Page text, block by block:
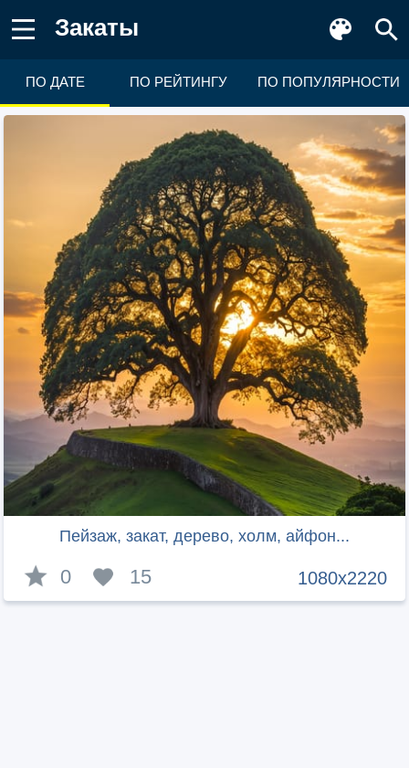
закаты
ПО ДАТЕ ПО РЕЙТИНГУ ПО ПОПУЛЯРНОСТИ
Пейзаж, закат, дерево, холм, айфон...
1080x2220
0 15